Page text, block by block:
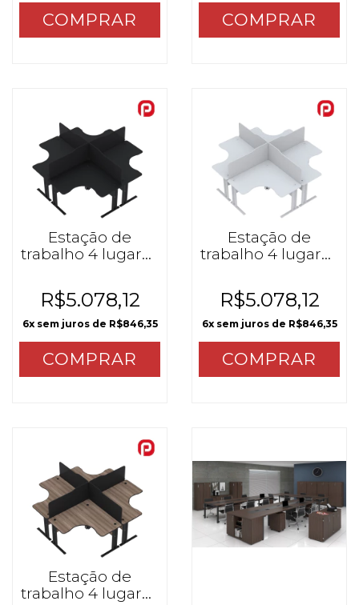
COMPRAR COMPRAR
Estação de
trabalho 4 lugares
R$5.078,12
6x sem juros de R$846,35
COMPRAR
Estação de
trabalho 4 lugares
R$5.078,12
6x sem juros de R$846,35
COMPRAR
Estação de
trabalho 4 lugares